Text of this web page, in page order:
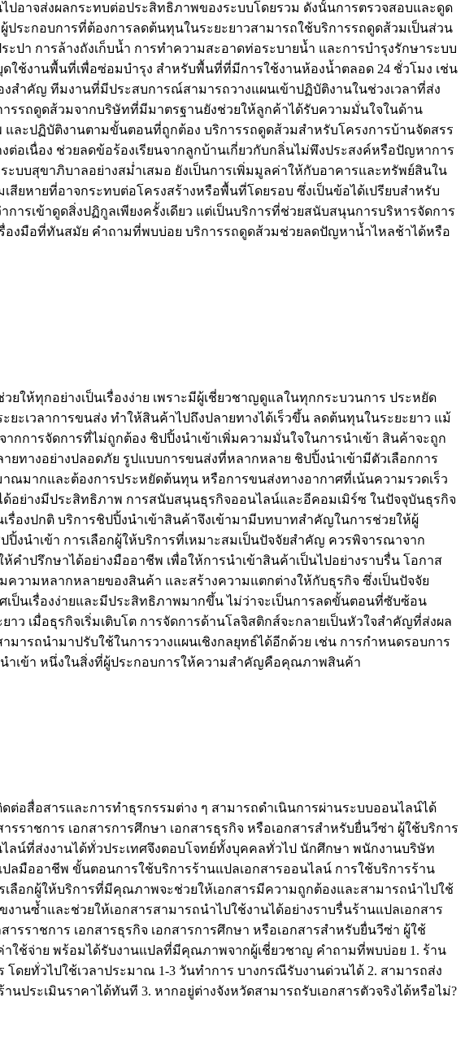
ปอาจส่งผลกระทบต่อประสิทธิภาพของระบบโดยรวม ดังนั้นการตรวจสอบและดูด
ะกอบการที่ต้องการลดต้นทุนในระยะยาวสามารถใช้บริการรถดูดส้วมเป็นส่วน
า การล้างถังเก็บน้ำ การทำความสะอาดท่อระบายน้ำ และการบำรุงรักษาระบบ
ช้งานพื้นที่เพื่อซ่อมบำรุง สำหรับพื้นที่ที่มีการใช้งานห้องน้ำตลอด 24 ชั่วโมง เช่น
งสำคัญ ทีมงานที่มีประสบการณ์สามารถวางแผนเข้าปฏิบัติงานในช่วงเวลาที่ส่ง
รรถดูดส้วมจากบริษัทที่มีมาตรฐานยังช่วยให้ลูกค้าได้รับความมั่นใจในด้าน
ละปฏิบัติงานตามขั้นตอนที่ถูกต้อง บริการรถดูดส้วมสำหรับโครงการบ้านจัดสรร
อเนื่อง ช่วยลดข้อร้องเรียนจากลูกบ้านเกี่ยวกับกลิ่นไม่พึงประสงค์หรือปัญหาการ
บบสุขาภิบาลอย่างสม่ำเสมอ ยังเป็นการเพิ่มมูลค่าให้กับอาคารและทรัพย์สินใน
สียหายที่อาจกระทบต่อโครงสร้างหรือพื้นที่โดยรอบ ซึ่งเป็นข้อได้เปรียบสำหรับ
รเข้าดูดสิ่งปฏิกูลเพียงครั้งเดียว แต่เป็นบริการที่ช่วยสนับสนุนการบริหารจัดการ
องมือที่ทันสมัย คำถามที่พบบ่อย บริการรถดูดส้วมช่วยลดปัญหาน้ำไหลช้าได้หรือ
ให้ทุกอย่างเป็นเรื่องง่าย เพราะมีผู้เชี่ยวชาญดูแลในทุกกระบวนการ ประหยัด
ยะเวลาการขนส่ง ทำให้สินค้าไปถึงปลายทางได้เร็วขึ้น ลดต้นทุนในระยะยาว แม้
กการจัดการที่ไม่ถูกต้อง ชิปปิ้งนำเข้าเพิ่มความมั่นใจในการนำเข้า สินค้าจะถูก
ยทางอย่างปลอดภัย รูปแบบการขนส่งที่หลากหลาย ชิปปิ้งนำเข้ามีตัวเลือกการ
ณมากและต้องการประหยัดต้นทุน หรือการขนส่งทางอากาศที่เน้นความรวดเร็ว
อย่างมีประสิทธิภาพ การสนับสนุนธุรกิจออนไลน์และอีคอมเมิร์ซ ในปัจจุบันธุรกิจ
รื่องปกติ บริการชิปปิ้งนำเข้าสินค้าจึงเข้ามามีบทบาทสำคัญในการช่วยให้ผู้
งนำเข้า การเลือกผู้ให้บริการที่เหมาะสมเป็นปัจจัยสำคัญ ควรพิจารณาจาก
ปรึกษาได้อย่างมืออาชีพ เพื่อให้การนำเข้าสินค้าเป็นไปอย่างราบรื่น โอกาส
วามหลากหลายของสินค้า และสร้างความแตกต่างให้กับธุรกิจ ซึ่งเป็นปัจจัย
ป็นเรื่องง่ายและมีประสิทธิภาพมากขึ้น ไม่ว่าจะเป็นการลดขั้นตอนที่ซับซ้อน
ว เมื่อธุรกิจเริ่มเติบโต การจัดการด้านโลจิสติกส์จะกลายเป็นหัวใจสำคัญที่ส่งผล
ารถนำมาปรับใช้ในการวางแผนเชิงกลยุทธ์ได้อีกด้วย เช่น การกำหนดรอบการ
เข้า หนึ่งในสิ่งที่ผู้ประกอบการให้ความสำคัญคือคุณภาพสินค้า
อสื่อสารและการทำธุรกรรมต่าง ๆ สามารถดำเนินการผ่านระบบออนไลน์ได้
ราชการ เอกสารการศึกษา เอกสารธุรกิจ หรือเอกสารสำหรับยื่นวีซ่า ผู้ใช้บริการ
ลน์ที่ส่งงานได้ทั่วประเทศจึงตอบโจทย์ทั้งบุคคลทั่วไป นักศึกษา พนักงานบริษัท
ลมืออาชีพ ขั้นตอนการใช้บริการร้านแปลเอกสารออนไลน์ การใช้บริการร้าน
อกผู้ให้บริการที่มีคุณภาพจะช่วยให้เอกสารมีความถูกต้องและสามารถนำไปใช้
านซ้ำและช่วยให้เอกสารสามารถนำไปใช้งานได้อย่างราบรื่นร้านแปลเอกสาร
รราชการ เอกสารธุรกิจ เอกสารการศึกษา หรือเอกสารสำหรับยื่นวีซ่า ผู้ใช้
าใช้จ่าย พร้อมได้รับงานแปลที่มีคุณภาพจากผู้เชี่ยวชาญ คำถามที่พบบ่อย 1. ร้าน
ดยทั่วไปใช้เวลาประมาณ 1-3 วันทำการ บางกรณีรับงานด่วนได้ 2. สามารถส่ง
ระเมินราคาได้ทันที 3. หากอยู่ต่างจังหวัดสามารถรับเอกสารตัวจริงได้หรือไม่?